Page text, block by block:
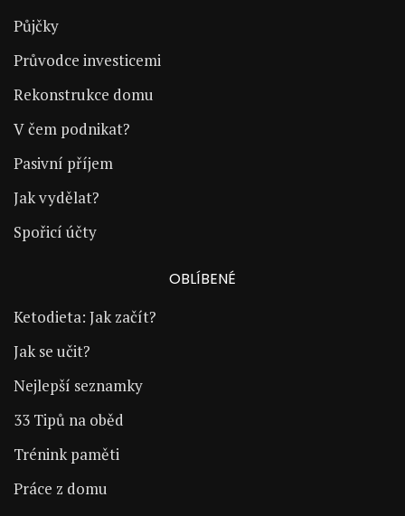
Půjčky
Průvodce investicemi
Rekonstrukce domu
V čem podnikat?
Pasivní příjem
Jak vydělat?
Spořicí účty
OBLÍBENÉ
Ketodieta: Jak začít?
Jak se učit?
Nejlepší seznamky
33 Tipů na oběd
Trénink paměti
Práce z domu